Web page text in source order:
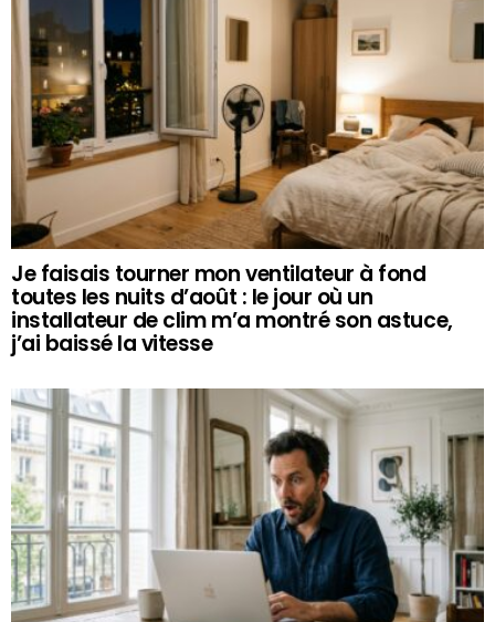
Je faisais tourner mon ventilateur à fond
toutes les nuits d’août : le jour où un
installateur de clim m’a montré son astuce,
j’ai baissé la vitesse